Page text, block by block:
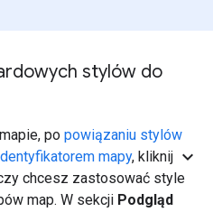
stylów do
po powiązaniu stylów
mapy, kliknij expand_more
chcesz zastosować style
map. W sekcji Podgląd